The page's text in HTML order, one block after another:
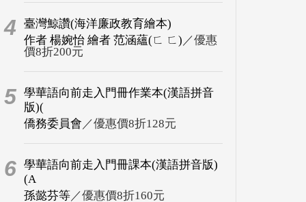
4
臺灣鯨讚(海洋廉政教育繪本)
作者 楊婉怡 繪者 范涵蘊(ㄈ ㄈ) ／優惠
價8折200元
5 學華語向前走入門冊作業本(漢語拼音
版)(
僑務委員會 ／優惠價8折128元
6 學華語向前走入門冊課本(漢語拼音版)
(A
孫懿芬等／優惠價8折160元